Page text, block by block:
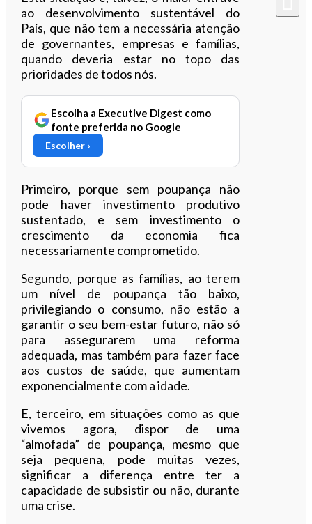
ao desenvolvimento sustentável do
País, que não tem a necessária atenção
de governantes, empresas e famílias,
quando deveria estar no topo das
prioridades de todos nós.
Escolha a Executive Digest como
fonte preferida no Google
Escolher ›
Primeiro, porque sem poupança não
pode haver investimento produtivo
sustentado, e sem investimento o
crescimento da economia fica
necessariamente comprometido.
Segundo, porque as famílias, ao terem
um nível de poupança tão baixo,
privilegiando o consumo, não estão a
garantir o seu bem-estar futuro, não só
para assegurarem uma reforma
adequada, mas também para fazer face
aos custos de saúde, que aumentam
exponencialmente com a idade.
E, terceiro, em situações como as que
vivemos agora, dispor de uma
“almofada” de poupança, mesmo que
seja pequena, pode muitas vezes,
significar a diferença entre ter a
capacidade de subsistir ou não, durante
uma crise.